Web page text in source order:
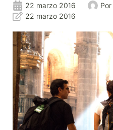
22 marzo 2016 Por
22 marzo 2016